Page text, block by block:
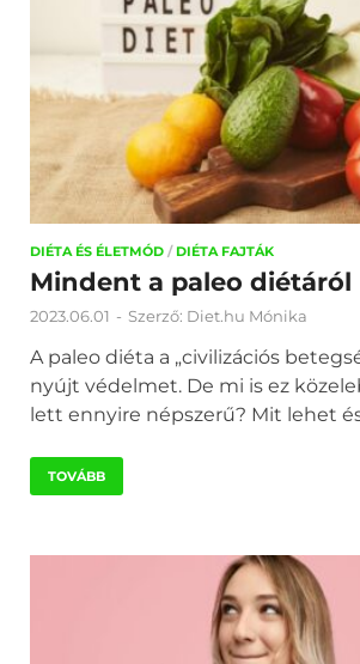
DIÉTA ÉS ÉLETMÓD / DIÉTA FAJTÁK
Mindent a paleo diétáról
2023.06.01 - Szerző: Diet.hu Mónika
A paleo diéta a „civilizációs
nyújt védelmet. De mi is ez
lett ennyire népszerű? Mit lehet
TOVÁBB